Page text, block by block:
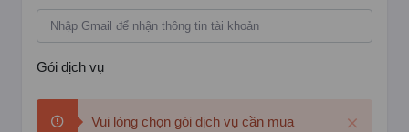
Gói dịch vụ
Vui lòng chọn gói dịch vụ cần mua